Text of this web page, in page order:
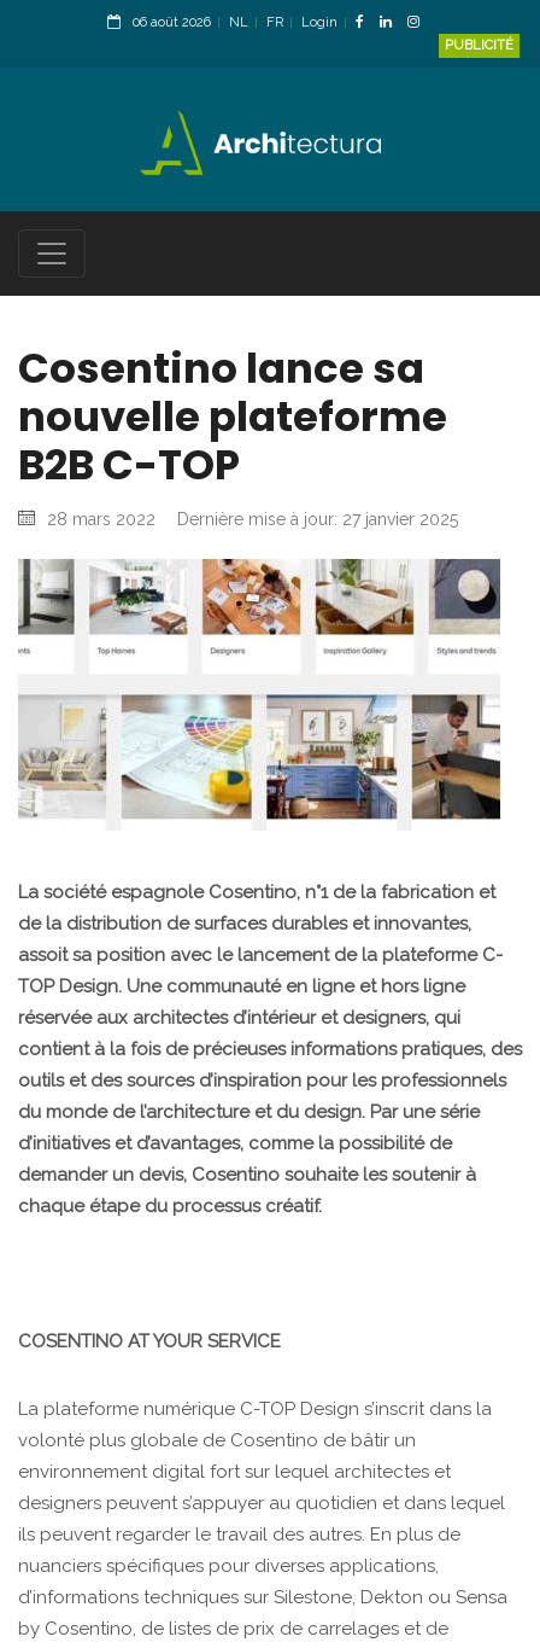
06 août 2026 NL FR
Login
PUBLICITÉ
Cosentino lance sa
nouvelle plateforme
B2B C-TOP
28 mars 2022 Dernière mise à jour: 27 janvier 2025
La société espagnole Cosentino, n°1 de la fabrication et
de la distribution de surfaces durables et innovantes,
assoit sa position avec le lancement de la plateforme C-
TOP Design. Une communauté en ligne et hors ligne
réservée aux architectes d’intérieur et designers, qui
contient à la fois de précieuses informations pratiques, des
outils et des sources d’inspiration pour les professionnels
du monde de l’architecture et du design. Par une série
d’initiatives et d’avantages, comme la possibilité de
demander un devis, Cosentino souhaite les soutenir à
chaque étape du processus créatif.
COSENTINO AT YOUR SERVICE
La plateforme numérique C-TOP Design s’inscrit dans la
volonté plus globale de Cosentino de bâtir un
environnement digital fort sur lequel architectes et
designers peuvent s’appuyer au quotidien et dans lequel
ils peuvent regarder le travail des autres. En plus de
nuanciers spécifiques pour diverses applications,
d’informations techniques sur Silestone, Dekton ou Sensa
by Cosentino, de listes de prix de carrelages et de